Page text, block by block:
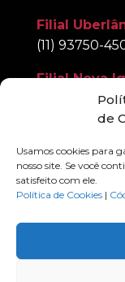
de
Usamos cookies para
nosso site. Se você
satisfeito com ele.
Política de Cookies |
Filial
(11) 93750-
Filial Nova
(11) 97093-
direitos